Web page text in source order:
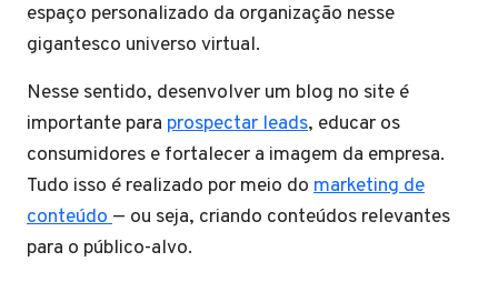
espaço personalizado da organização nesse
gigantesco universo virtual.
Nesse sentido, desenvolver um blog no site é
importante para prospectar leads, educar os
consumidores e fortalecer a imagem da empresa.
Tudo isso é realizado por meio do marketing de
conteúdo— ou seja, criando conteúdos relevantes
para o público-alvo.